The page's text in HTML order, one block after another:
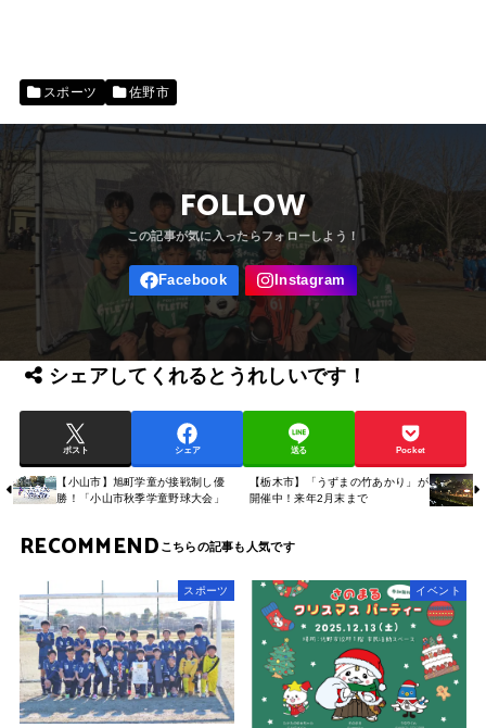
スポーツ 佐野市
FOLLOW
シェアしてくれるとうれしいです！
ポスト シェア 送る Pocket
【小山市】旭町学童が接戦制し優
勝！「小山市秋季学童野球大会」
【栃木市】「うずまの竹あかり」が
開催中！来年2月末まで
RECOMMEND
スポーツ イベント